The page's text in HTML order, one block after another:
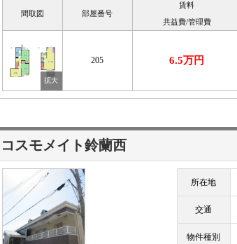
間取図 部屋番号
賃料
共益費/管理費
205 6.5万円
コスモメイト鈴蘭西
所在地
交通
物件種別